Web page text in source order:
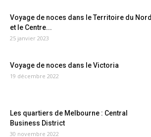
Voyage de noces dans le Territoire du Nord
et le Centre...
25 janvier 2023
Voyage de noces dans le Victoria
19 décembre 2022
Les quartiers de Melbourne : Central
Business District
30 novembre 2022